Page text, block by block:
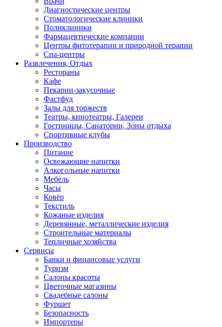
Диагностические центры
Стоматологические клиники
Поликлиники
Фармацевтические компании
Центры фитотерапии и природной терапии
Спа-центры
Развлечения, Oтдых
Рестораны
Кафе
Пекарни-закусочные
Фастфуд
Залы для торжеств
Театры, кинотеатры, Галереи
Гостиницы, Санатории, Зоны отдыха
Спортивные клубы
Производство
Питание
Освежающие напитки
Алкогольные напитки
Мебель
Часы
Ковёр
Текстиль
Кожаные изделия
Деревянные, металлические изделия
Строительные материалы
Тепличные хозяйства
Сервисы
Банки и финансовые услуги
Туризм
Салоны красоты
Цветочные магазины
Свадебные салоны
Фуршет
Безопасность
Импортеры